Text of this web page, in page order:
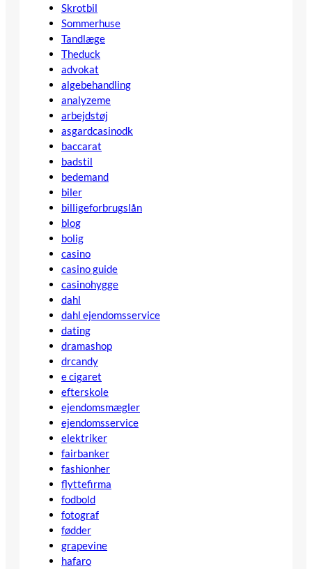
Skrotbil
Sommerhuse
Tandlæge
Theduck
advokat
algebehandling
analyzeme
arbejdstøj
asgardcasinodk
baccarat
badstil
bedemand
biler
billigeforbrugslån
blog
bolig
casino
casino guide
casinohygge
dahl
dahl ejendomsservice
dating
dramashop
drcandy
e cigaret
efterskole
ejendomsmægler
ejendomsservice
elektriker
fairbanker
fashionher
flyttefirma
fodbold
fotograf
fødder
grapevine
hafaro